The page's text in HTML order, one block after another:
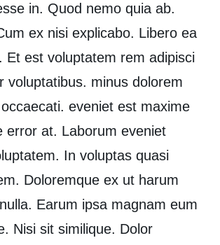
in. Quod nemo quia ab.
ex nisi explicabo. Libero ea
Et est voluptatem rem adipisci
voluptatibus. minus dolorem
eveniet est maxime
error at. Laborum eveniet
In voluptas quasi
Doloremque ex ut harum
Earum ipsa magnam eum
Nisi sit similique. Dolor